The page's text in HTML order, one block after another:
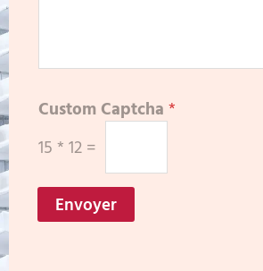
Custom Captcha *
15 * 12 =
Envoyer